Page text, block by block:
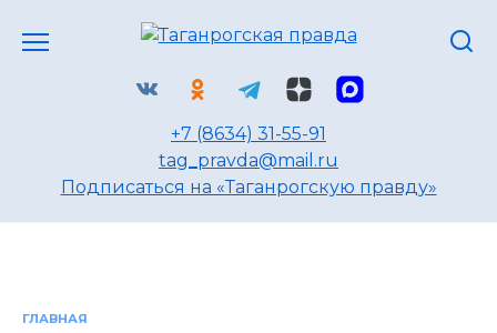
+7 (8634) 31-55-91
tag_pravda@mail.ru
Подписаться на «Таганрогскую правду»
ГЛАВНАЯ